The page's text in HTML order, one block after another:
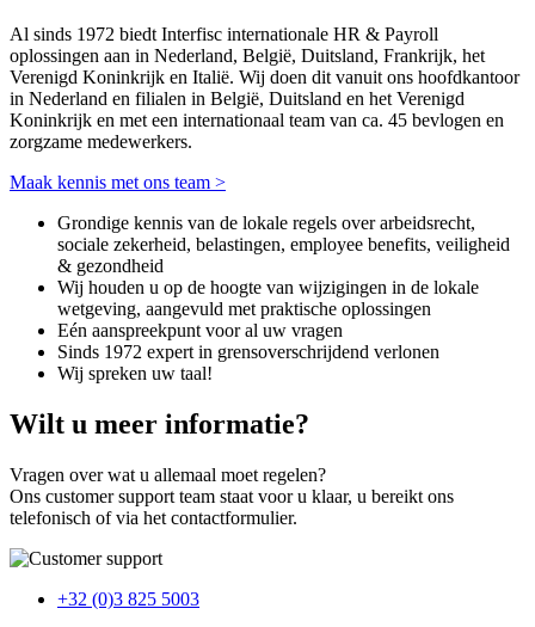
Al sinds 1972 biedt Interfisc internationale HR & Payroll
oplossingen aan in Nederland, België, Duitsland, Frankrijk, het
Verenigd Koninkrijk en Italië. Wij doen dit vanuit ons hoofdkantoor
in Nederland en filialen in België, Duitsland en het Verenigd
Koninkrijk en met een internationaal team van ca. 45 bevlogen en
zorgzame medewerkers.
Maak kennis met ons team >
Grondige kennis van de lokale regels over arbeidsrecht,
sociale zekerheid, belastingen, employee benefits, veiligheid
& gezondheid
Wij houden u op de hoogte van wijzigingen in de lokale
wetgeving, aangevuld met praktische oplossingen
Eén aanspreekpunt voor al uw vragen
Sinds 1972 expert in grensoverschrijdend verlonen
Wij spreken uw taal!
Wilt u meer informatie?
Vragen over wat u allemaal moet regelen?
Ons customer support team staat voor u klaar, u bereikt ons
telefonisch of via het contactformulier.
+32 (0)3 825 5003